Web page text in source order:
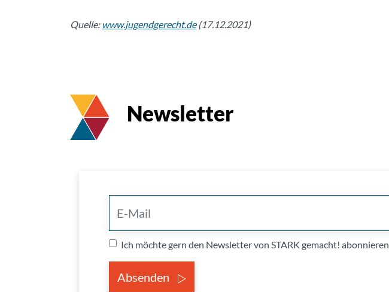
Quelle: www.jugendgerecht.de(17.12.2021)
Newsletter
Ich möchte gern den Newsletter von STARK gemacht! abonnieren
Absenden